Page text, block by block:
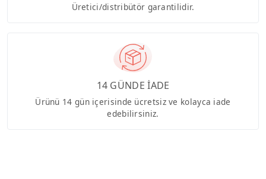
Üretici/distribütör garantilidir.
14 GÜNDE İADE
Ürünü 14 gün içerisinde ücretsiz ve kolayca iade
edebilirsiniz.